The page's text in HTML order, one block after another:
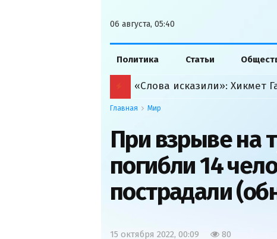
06 августа, 05:40
Политика Статьи
Главная Мир
При взрыве на
погибли 14
пострадали
15 октября 2022, 00:09 80